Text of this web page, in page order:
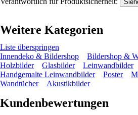
Weitere Kategorien
Liste überspringen
Innendeko & Bildershop
Bildershop &
Holzbilder
Glasbilder Leinwandbilder
Handgemalte Leinwandbilder
Poster
Wandtücher
Akustikbilder
Kundenbewertungen